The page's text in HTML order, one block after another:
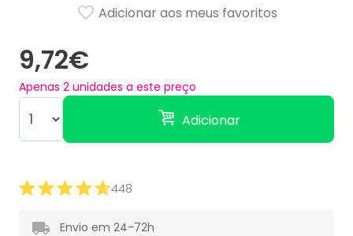
9,72€
Apenas 2 unidades a este preço
Adicionar
Adicionar aos meus favoritos
448
Envio em 24-72h